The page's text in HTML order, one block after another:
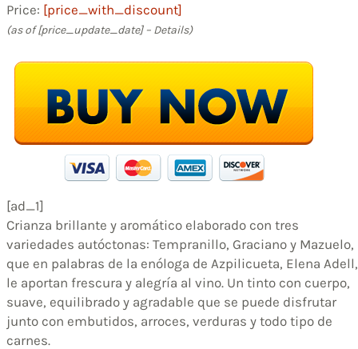
Price: [price_with_discount]
(as of [price_update_date] – Details)
[ad_1]
Crianza brillante y aromático elaborado con tres
variedades autóctonas: Tempranillo, Graciano y Mazuelo,
que en palabras de la enóloga de Azpilicueta, Elena Adell,
le aportan frescura y alegría al vino. Un tinto con cuerpo,
suave, equilibrado y agradable que se puede disfrutar
junto con embutidos, arroces, verduras y todo tipo de
carnes.